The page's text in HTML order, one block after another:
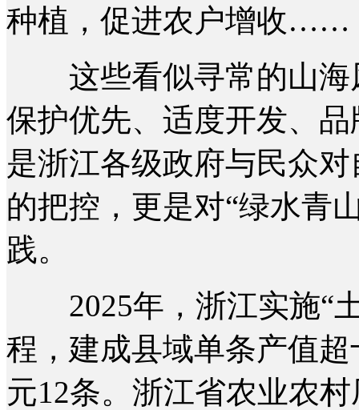
种植，促进农户增收……
这些看似寻常的山海
保护优先、适度开发、
是浙江各级政府与民众
的把控，更是对“绿水青
践。
2025年，浙江实施“土
程，建成县域单条产值
元12条。浙江省农业农